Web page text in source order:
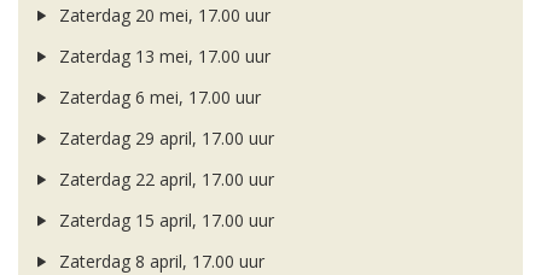
Zaterdag 20 mei, 17.00 uur
Zaterdag 13 mei, 17.00 uur
Zaterdag 6 mei, 17.00 uur
Zaterdag 29 april, 17.00 uur
Zaterdag 22 april, 17.00 uur
Zaterdag 15 april, 17.00 uur
Zaterdag 8 april, 17.00 uur